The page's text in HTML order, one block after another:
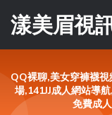
漾美眉視
QQ裸聊,美女穿褲襪
場,141JJ成人網站導
免費成